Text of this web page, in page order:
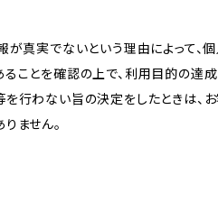
が真実でないという理由によって
ことを確認の上で、利用目的の達
行わない旨の決定をしたときは、
ません。